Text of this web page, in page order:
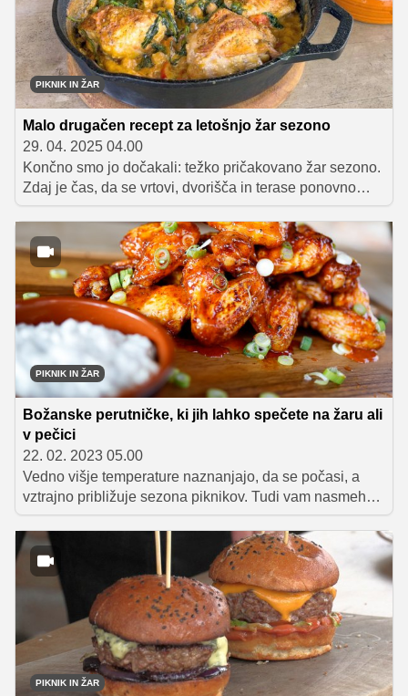
PIKNIK IN ŽAR
Malo drugačen recept za letošnjo žar sezono
29. 04. 2025 04.00
Končno smo jo dočakali: težko pričakovano žar sezono.
Zdaj je čas, da se vrtovi, dvorišča in terase ponovno
spremenijo v prizorišča sproščenih druženj, kjer se
razprostira vonj po dimu, začimbah in pečenem mesu. A
kot pravi žar mojstri si želimo vsako leto znova na mizo
postaviti nekaj novega. Letos naj se žar sezona začne z
receptom za piščančja stegna s čičeriko in špinačo na
rižu, ki vas bo presenetil s svojo božanskostjo in
enostavnostjo.
PIKNIK IN ŽAR
Božanske perutničke, ki jih lahko spečete na žaru ali
v pečici
22. 02. 2023 05.00
Vedno višje temperature naznanjajo, da se počasi, a
vztrajno približuje sezona piknikov. Tudi vam nasmeh
na obraz nariše že samo misel, da bo z balkonov in
teras kaj kmalu spet zadišalo po omamnih dobrotah z
žara? Da pa brbončic svojih najdražjih ne boste
razvajali le s klasičnimi žar dobrotami, vam tokrat
razkrivamo recept Mateja Stipaniča za prave ameriške
buffalo perutničke, ki bodo zmanjkale v trenutku, ko jih
boste postregli na mizo.
PIKNIK IN ŽAR